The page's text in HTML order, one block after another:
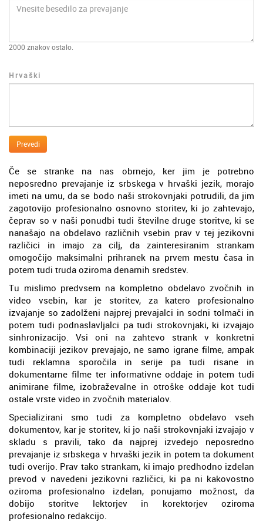
2000 znakov ostalo.
Hrvaški
Prevedi
Če se stranke na nas obrnejo, ker jim je potrebno
neposredno prevajanje iz srbskega v hrvaški jezik, morajo
imeti na umu, da se bodo naši strokovnjaki potrudili, da jim
zagotovijo profesionalno osnovno storitev, ki jo zahtevajo,
čeprav so v naši ponudbi tudi številne druge storitve, ki se
nanašajo na obdelavo različnih vsebin prav v tej jezikovni
različici in imajo za cilj, da zainteresiranim strankam
omogočijo maksimalni prihranek na prvem mestu časa in
potem tudi truda oziroma denarnih sredstev.
Tu mislimo predvsem na kompletno obdelavo zvočnih in
video vsebin, kar je storitev, za katero profesionalno
izvajanje so zadolženi najprej prevajalci in sodni tolmači in
potem tudi podnaslavljalci pa tudi strokovnjaki, ki izvajajo
sinhronizacijo. Vsi oni na zahtevo strank v konkretni
kombinaciji jezikov prevajajo, ne samo igrane filme, ampak
tudi reklamna sporočila in serije pa tudi risane in
dokumentarne filme ter informativne oddaje in potem tudi
animirane filme, izobraževalne in otroške oddaje kot tudi
ostale vrste video in zvočnih materialov.
Specializirani smo tudi za kompletno obdelavo vseh
dokumentov, kar je storitev, ki jo naši strokovnjaki izvajajo v
skladu s pravili, tako da najprej izvedejo neposredno
prevajanje iz srbskega v hrvaški jezik in potem ta dokument
tudi overijo. Prav tako strankam, ki imajo predhodno izdelan
prevod v navedeni jezikovni različici, ki pa ni kakovostno
oziroma profesionalno izdelan, ponujamo možnost, da
dobijo storitve lektorjev in korektorjev oziroma
profesionalno redakcijo.